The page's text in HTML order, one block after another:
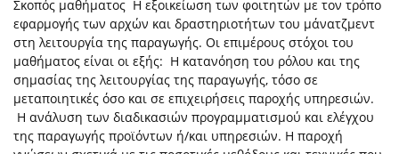
Σκοπός μαθήματος Η εξοικείωση των φοιτητών με τον τρόπο
εφαρμογής των αρχών και δραστηριοτήτων του μάνατζμεντ
στη λειτουργία της παραγωγής. Οι επιμέρους στόχοι του
μαθήματος είναι οι εξής: Η κατανόηση του ρόλου και της
σημασίας της λειτουργίας της παραγωγής, τόσο σε
μεταποιητικές όσο και σε επιχειρήσεις παροχής υπηρεσιών.
Η ανάλυση των διαδικασιών προγραμματισμού και ελέγχου
της παραγωγής προϊόντων ή/και υπηρεσιών. Η παροχή